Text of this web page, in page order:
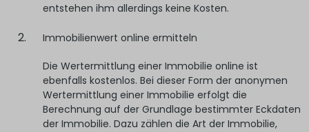
entstehen ihm allerdings keine Kosten.
I mmobilienwert online ermitteln
Die Wertermittlung einer Immobilie online ist
ebenfalls kostenlos. Bei dieser Form der anonymen
Wertermittlung einer Immobilie erfolgt die
Berechnung auf der Grundlage bestimmter Eckdaten
der Immobilie. Dazu zählen die Art der Immobilie,